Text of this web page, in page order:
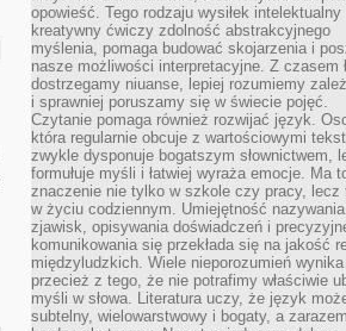
opowieść. Tego rodzaju wysiłek intelektualny
kreatywny ćwiczy zdolność abstrakcyjnego
myślenia, pomaga budować skojarzenia i
nasze możliwości interpretacyjne. Z czasem
dostrzegamy niuanse, lepiej rozumiemy
i sprawniej poruszamy się w świecie pojęć.
Czytanie pomaga również rozwijać język.
która regularnie obcuje z wartościowymi
zwykle dysponuje bogatszym słownictwem,
formułuje myśli i łatwiej wyraża emocje. Ma
znaczenie nie tylko w szkole czy pracy, lecz
w życiu codziennym. Umiejętność nazywania
zjawisk, opisywania doświadczeń i
komunikowania się przekłada się na jakość
międzyludzkich. Wiele nieporozumień wynika
przecież z tego, że nie potrafimy właściwie
myśli w słowa. Literatura uczy, że język
subtelny, wielowarstwowy i bogaty, a zarazem